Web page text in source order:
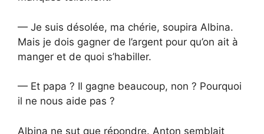
— Je suis désolée, ma chérie, soupira Albina.
Mais je dois gagner de l’argent pour qu’on ait à
manger et de quoi s’habiller.
— Et papa ? Il gagne beaucoup, non ? Pourquoi
il ne nous aide pas ?
Albina ne sut que répondre. Anton semblait